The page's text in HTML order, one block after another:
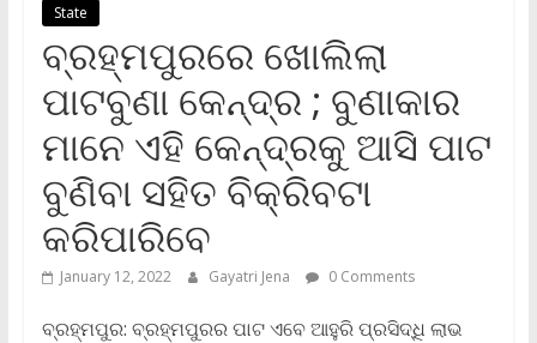
State
ବ୍ରହ୍ମପୁରରେ ଖୋଲିଲା
ପାଟବୁଣା କେନ୍ଦ୍ର ; ବୁଣାକାର
ମାନେ ଏହି କେନ୍ଦ୍ରକୁ ଆସି ପାଟ
ବୁଣିବା ସହିତ ବିକ୍ରିବଟା
କରିପାରିବେ
January 12, 2022 Gayatri Jena 0 Comments
ବ୍ରହ୍ମପୁର: ବ୍ରହ୍ମପୁରର ପାଟ ଏବେ ଆହୁରି ପ୍ରସିଦ୍ଧି ଲାଭ